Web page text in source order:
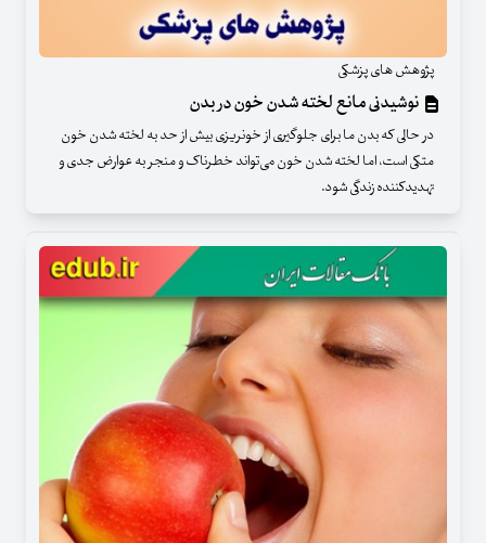
پژوهش های پزشکی
نوشیدنی مانع لخته شدن خون در بدن
در حالی که بدن ما برای جلوگیری از خونریزی بیش از حد به لخته شدن خون
متکی است، اما لخته شدن خون می‌تواند خطرناک و منجر به عوارض جدی و
تهدیدکننده زندگی شود.